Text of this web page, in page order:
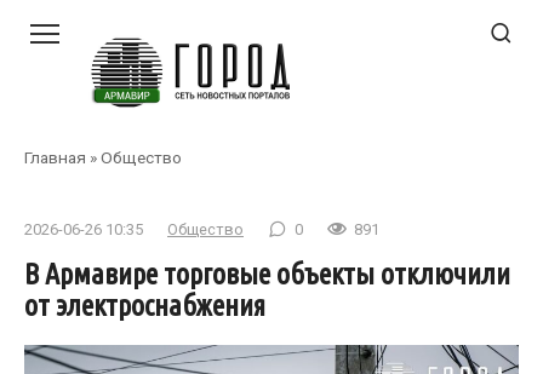
Главная »Общество
2026-06-26 10:35 Общество 0 891
В Армавире торговые объекты отключили
от электроснабжения